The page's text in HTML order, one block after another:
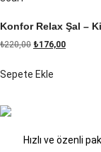
Konfor Relax Şal –
₺220,00 ₺176,00
Sepete Ekle
Hızlı ve özenli